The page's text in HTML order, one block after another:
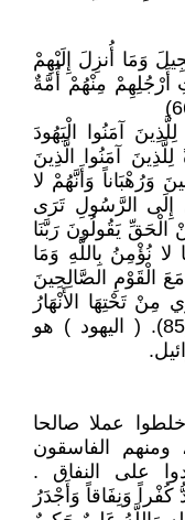
وَمَا أُنزِلَ إِلَيْهِمْ
مِنْهُمْ أُمَّةٌ
آمَنُوا الْيَهُودَ
آمَنُوا الَّذِينَ
وَرُهْبَاناً وَأَنَّهُمْ لا
أُنزِلَ إِلَى الرَّسُولِ تَرَى
يَقُولُونَ رَبَّنَا
(83) وَمَا لَنَا لا نُؤْمِنُ بِاللَّهِ وَمَا
الْقَوْمِ الصَّالِحِينَ
مِنْ تَحْتِهَا الأَنْهَارُ
خَالِدِينَ فِيهَا وَذَلِكَ جَزَاءُ الْمُحْسِنِينَ (85). ( اليهود ) هو
عملا صالحا
ومنهم الفاسقون
على النفاق .
وَنِفَاقاً وَأَجْدَرُ